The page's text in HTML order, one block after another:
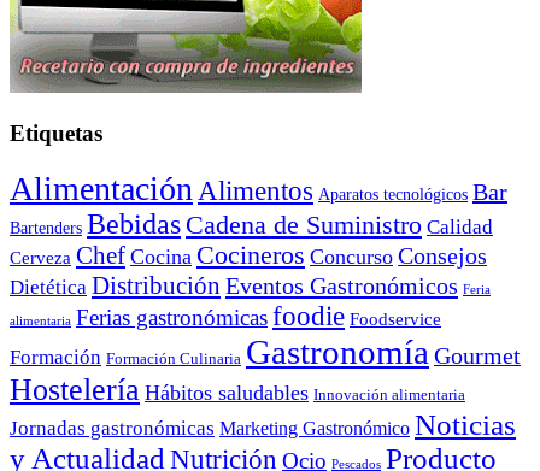
Etiquetas
Alimentación Alimentos Aparatos tecnológicos Bar
Bartenders Bebidas Cadena de Suministro Calidad
Cerveza Chef Cocina Cocineros Concurso Consejos
Dietética Distribución Eventos Gastronómicos Feria
alimentaria Ferias gastronómicasfoodie Foodservice
Formación Formación Culinaria Gastronomía Gourmet
Hostelería Hábitos saludables Innovación alimentaria
Jornadas gastronómicas Marketing Gastronómico Noticias
y Actualidad Nutrición Ocio Pescados Producto